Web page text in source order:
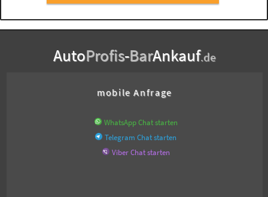
AutoProfis-BarAnkauf.de
mobile Anfrage
WhatsApp Chat starten
Telegram Chat starten
Viber Chat starten